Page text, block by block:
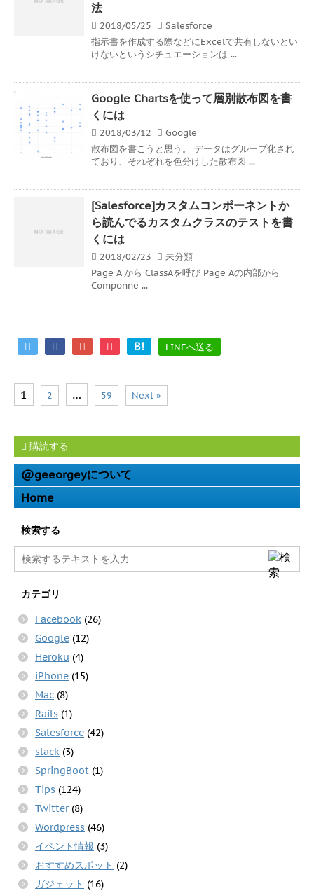
法
2018/05/25
Salesforce
指示書を作成する際などにExcelで共有しないとい
けないというシチュエーションは ...
Google Chartsを使って層別散布図を書
くには
2018/03/12
Google
散布図を書こうと思う。 データはグループ化され
ており、それぞれを色分けした散布図 ...
[Salesforce]カスタムコンポーネントか
ら読んでるカスタムクラスのテストを書
くには
2018/02/23
未分類
Page A から ClassAを呼び Page Aの内部から
Componne ...
B! LINEへ送る
1 2 … 59 Next »
購読する
@geeorgeyについて
Home
検索する
カテゴリ
Facebook (26)
Google (12)
Heroku (4)
iPhone (15)
Mac (8)
Rails (1)
Salesforce (42)
slack (3)
SpringBoot (1)
Tips (124)
Twitter(8)
Wordpress (46)
イベント情報 (3)
おすすめスポット (2)
ガジェット (16)